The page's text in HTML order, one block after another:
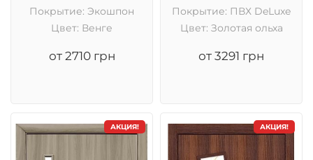
Покрытие: Экошпон
Цвет: Венге
от 2710 грн
Покрытие: ПВХ DeLuxe
Цвет: Золотая ольха
от 3291 грн
АКЦИЯ! АКЦИЯ!